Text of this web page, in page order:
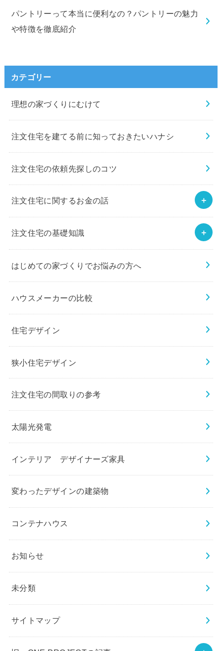
パントリーって本当に便利なの？パントリーの魅力
や特徴を徹底紹介
カテゴリー
理想の家づくりにむけて
注文住宅を建てる前に知っておきたいハナシ
注文住宅の依頼先探しのコツ
注文住宅に関するお金の話
注文住宅の基礎知識
はじめての家づくりでお悩みの方へ
ハウスメーカーの比較
住宅デザイン
狭小住宅デザイン
注文住宅の間取りの参考
太陽光発電
インテリア デザイナーズ家具
変わったデザインの建築物
コンテナハウス
お知らせ
未分類
サイトマップ